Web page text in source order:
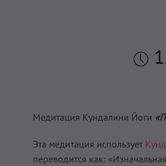
Медитация Кундалини Йоги
Эта медитация использует
переводится как: